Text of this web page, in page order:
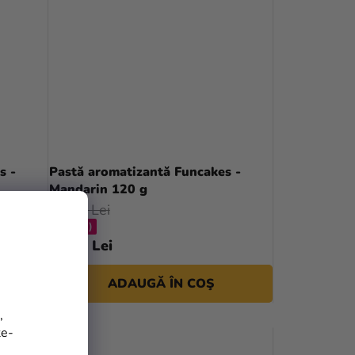
-
Pastă aromatizantă Funcakes -
Mandarin 120 g
24,90 Lei
38,27 Lei
(–34 %)
ADAUGĂ ÎN COŞ